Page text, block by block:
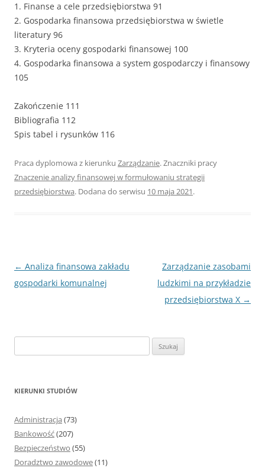
1. Finanse a cele przedsiębiorstwa 91
2. Gospodarka finansowa przedsiębiorstwa w świetle
literatury 96
3. Kryteria oceny gospodarki finansowej 100
4. Gospodarka finansowa a system gospodarczy i finansowy
105
Zakończenie 111
Bibliografia 112
Spis tabel i rysunków 116
Praca dyplomowa z kierunku Zarządzanie. Znaczniki pracy
Znaczenie analizy finansowej w formułowaniu strategii
przedsiębiorstwa. Dodana do serwisu 10 maja 2021.
Nawigacja
wpisu
← Analiza finansowa zakładu
gospodarki komunalnej
Zarządzanie zasobami
ludzkimi na przykładzie
przedsiębiorstwa X →
z
KIERUNKI STUDIÓW
Administracja (73)
Bankowość(207)
Bezpieczeństwo (55)
Doradztwo zawodowe(11)